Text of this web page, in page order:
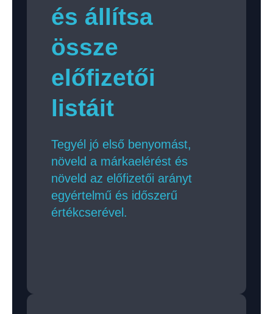
és állítsa
össze
előfizetői
listáit
Tegyél jó első benyomást,
növeld a márkaelérést és
növeld az előfizetői arányt
egyértelmű és időszerű
értékcserével.